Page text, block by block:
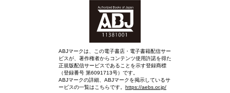
ABJマークは、この電子書店・電子書籍配信サー
ビスが、著作権者からコンテンツ使用許諾を得た
正規版配信サービスであることを示す登録商標
（登録番号 第6091713号）です。
ABJマークの詳細、ABJマークを掲示しているサ
ービスの一覧はこちらです。 https://aebs.or.jp/